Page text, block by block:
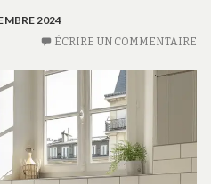
2024
ÉCRIRE UN COMMENTAIRE